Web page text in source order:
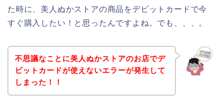
た時に、美人ぬかストアの商品をデビットカードで今
すぐ購入したい！と思ったんですよね。でも、、、。
不思議なことに美人ぬかストアのお店でデ
ビットカードが使えないエラーが発生して
しまった！！